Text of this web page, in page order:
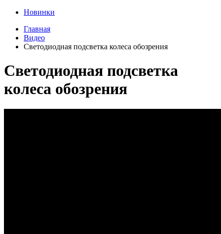
Новинки
Главная
Видео
Светодиодная подсветка колеса обозрения
Светодиодная подсветка
колеса обозрения